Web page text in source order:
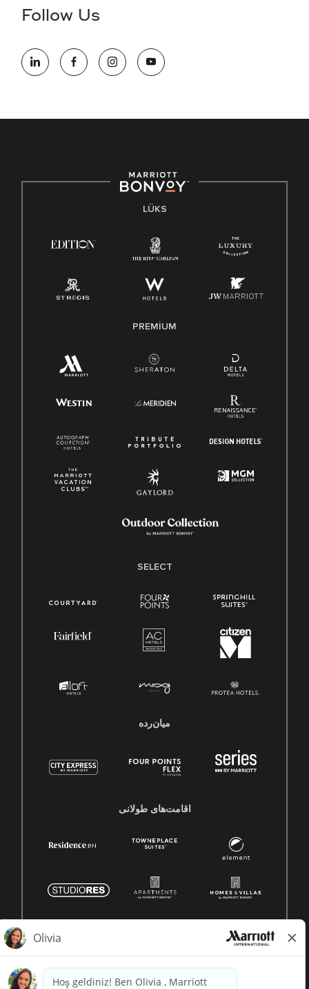
Follow Us
LÜKS
PREMIUM
SELECT
میان‌رده
اقامت‌های طولانی